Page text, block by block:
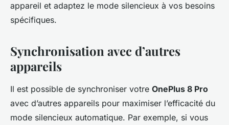
appareil et adaptez le mode silencieux à vos besoins
spécifiques.
Synchronisation avec d’autres
appareils
Il est possible de synchroniser votre OnePlus 8 Pro
avec d’autres appareils pour maximiser l’efficacité du
mode silencieux automatique. Par exemple, si vous